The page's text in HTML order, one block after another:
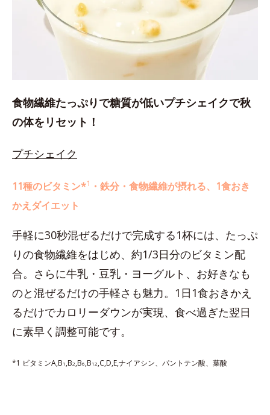
食物繊維たっぷりで糖質が低いプチシェイクで秋
の体をリセット！
プチシェイク
11種のビタミン*1 ・鉄分・食物繊維が摂れる、1食おき
かえダイエット
手軽に30秒混ぜるだけで完成する1杯には、たっぷ
りの食物繊維をはじめ、約1/3日分のビタミン配
合。さらに牛乳・豆乳・ヨーグルト、お好きなも
のと混ぜるだけの手軽さも魅力。1日1食おきかえ
るだけでカロリーダウンが実現、食べ過ぎた翌日
に素早く調整可能です。
*1 ビタミンA,B1 ,B2,B6,B12,C,D,E,ナイアシン、パントテン酸、葉酸